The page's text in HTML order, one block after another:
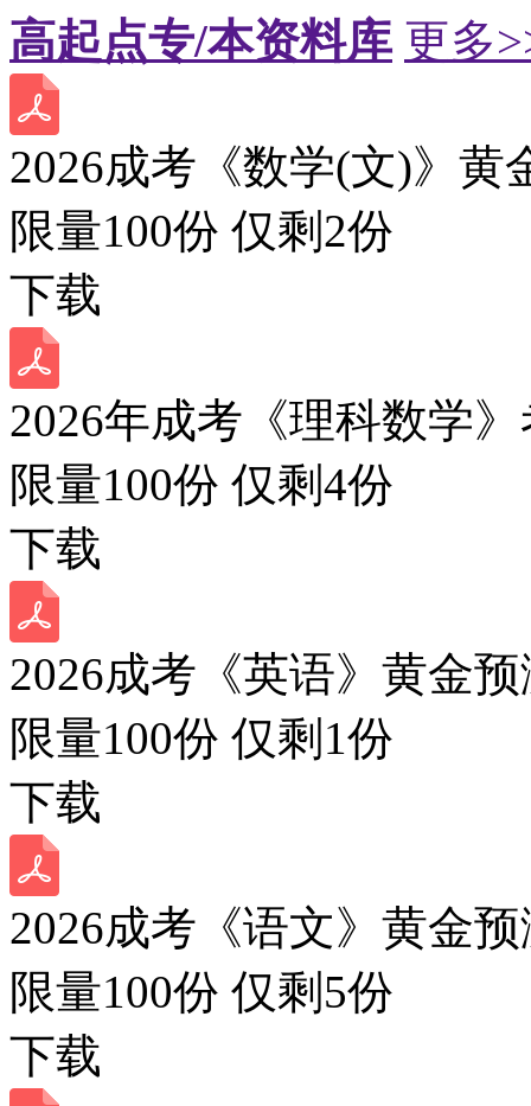
高起点专/本资料库 更多
2026成考《数学(文)》黄
限量100份 仅剩 2份
下载
2026年成考《理科数学
限量100份 仅剩4份
下载
2026成考《英语》黄金
限量100份 仅剩 1份
下载
2026成考《语文》黄金
限量100份 仅剩 5份
下载